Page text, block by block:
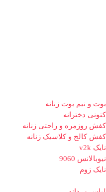
بوت و نیم بوت زنانه
کتونی دخترانه
کفش روزمره و راحتی زنانه
کفش کالج و کلاسیک زنانه
نایک v2k
نیوبالانس 9060
نایک زوم